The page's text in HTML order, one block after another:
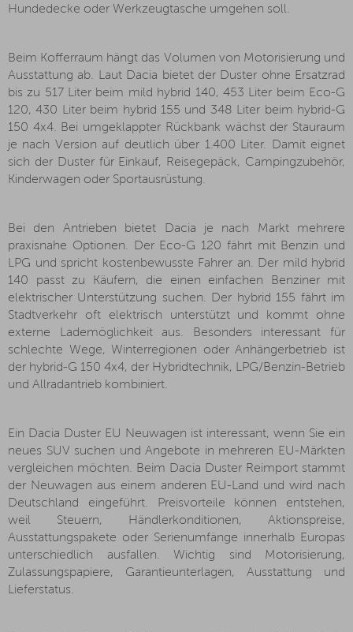
Hundedecke oder Werkzeugtasche umgehen soll.
Beim Kofferraum hängt das Volumen von Motorisierung und
Ausstattung ab. Laut Dacia bietet der Duster ohne Ersatzrad
bis zu 517 Liter beim mild hybrid 140, 453 Liter beim Eco-G
120, 430 Liter beim hybrid 155 und 348 Liter beim hybrid-G
150 4x4. Bei umgeklappter Rückbank wächst der Stauraum
je nach Version auf deutlich über 1.400 Liter. Damit eignet
sich der Duster für Einkauf, Reisegepäck, Campingzubehör,
Kinderwagen oder Sportausrüstung.
Bei den Antrieben bietet Dacia je nach Markt mehrere
praxisnahe Optionen. Der Eco-G 120 fährt mit Benzin und
LPG und spricht kostenbewusste Fahrer an. Der mild hybrid
140 passt zu Käufern, die einen einfachen Benziner mit
elektrischer Unterstützung suchen. Der hybrid 155 fährt im
Stadtverkehr oft elektrisch unterstützt und kommt ohne
externe Lademöglichkeit aus. Besonders interessant für
schlechte Wege, Winterregionen oder Anhängerbetrieb ist
der hybrid-G 150 4x4, der Hybridtechnik, LPG/Benzin-Betrieb
und Allradantrieb kombiniert.
Ein Dacia Duster EU Neuwagen ist interessant, wenn Sie ein
neues SUV suchen und Angebote in mehreren EU-Märkten
vergleichen möchten. Beim Dacia Duster Reimport stammt
der Neuwagen aus einem anderen EU-Land und wird nach
Deutschland eingeführt. Preisvorteile können entstehen,
weil Steuern, Händlerkonditionen, Aktionspreise,
Ausstattungspakete oder Serienumfänge innerhalb Europas
unterschiedlich ausfallen. Wichtig sind Motorisierung,
Zulassungspapiere, Garantieunterlagen, Ausstattung und
Lieferstatus.